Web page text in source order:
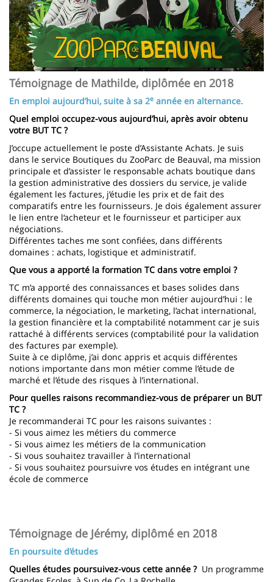
Témoignage de Mathilde, diplômée en 2018
En emploi aujourd’hui, suite à sa 2e année en alternance.
Quel emploi occupez-vous aujourd’hui, après avoir obtenu
votre BUT TC ?
J’occupe actuellement le poste d’Assistante Achats. Je suis
dans le service Boutiques du ZooParc de Beauval, ma mission
principale et d’assister le responsable achats boutique dans
la gestion administrative des dossiers du service, je valide
également les factures, j’étudie les prix et de fait des
comparatifs entre les fournisseurs. Je dois également assurer
le lien entre l‘acheteur et le fournisseur et participer aux
négociations.
Différentes taches me sont confiées, dans différents
domaines : achats, logistique et administratif.
Que vous a apporté la formation TC dans votre emploi ?
TC m’a apporté des connaissances et bases solides dans
différents domaines qui touche mon métier aujourd’hui : le
commerce, la négociation, le marketing, l’achat international,
la gestion financière et la comptabilité notamment car je suis
rattaché à différents services (comptabilité pour la validation
des factures par exemple).
Suite à ce diplôme, j’ai donc appris et acquis différentes
notions importante dans mon métier comme l’étude de
marché et l’étude des risques à l’international.
Pour quelles raisons recommandiez-vous de préparer un BUT
TC ?
Je recommanderai TC pour les raisons suivantes :
- Si vous aimez les métiers du commerce
- Si vous aimez les métiers de la communication
- Si vous souhaitez travailler à l’international
- Si vous souhaitez poursuivre vos études en intégrant une
école de commerce
Témoignage de Jérémy, diplômé en 2018
En poursuite d’études
Quelles études poursuivez-vous cette année ? Un programme